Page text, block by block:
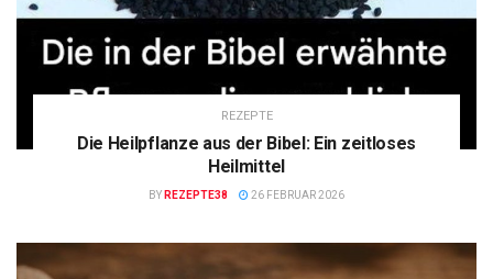
REZEPTE
Die Heilpflanze aus der Bibel: Ein zeitloses
Heilmittel
BY REZEPTE38 26 FEBRUAR 2026